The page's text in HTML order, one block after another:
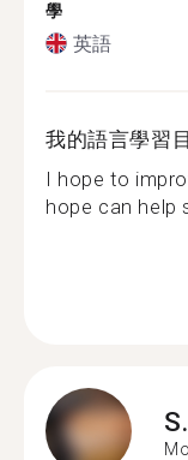
學
英語
我的語言學習
I hope to
hope can help
S.